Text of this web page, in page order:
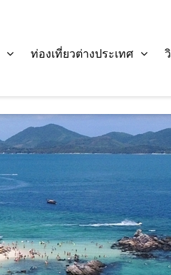
ท่องเที่ยวต่างประเทศ